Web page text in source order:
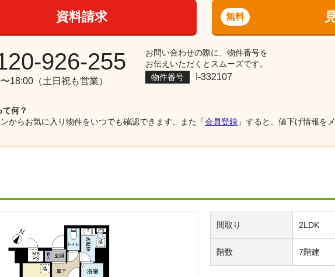
資料請求 無料
て何？
からお気に入り物件をいつでも確認できます。また「会員登録 」すると、値下げ情報を
926-255
18:00（土日祝も営業）
お問い合わせの際に、物件番号を
お伝えいただくとスムーズです。
物件番号
I-332107
間取り 2LDK
階数 7階建